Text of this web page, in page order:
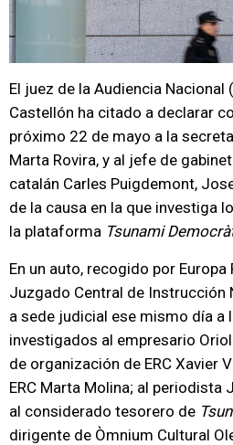
El juez de la Audiencia Nacional
Castellón ha citado a declarar
próximo 22 de mayo a la
Marta Rovira, y al jefe de
catalán Carles Puigdemont,
de la causa en la que investiga
la plataforma Tsunami
En un auto, recogido por
Juzgado Central de Instrucción
a sede judicial ese mismo día a
investigados al empresario
de organización de ERC Xavier
ERC Marta Molina; al periodista
al considerado tesorero de
dirigente de Òmnium Cultural